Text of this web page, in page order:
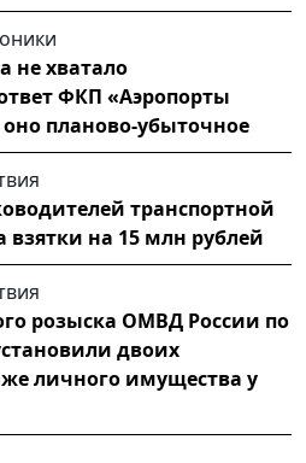
не хватало
ФКП «Аэропорты
планово-убыточное
транспортной
на 15 млн рублей
розыска ОМВД России по
двоих
личного имущества у